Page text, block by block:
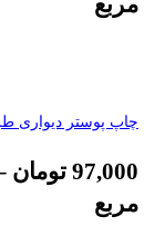
چاپ پوستر دیواری طرح
97,000 تومان
مربع